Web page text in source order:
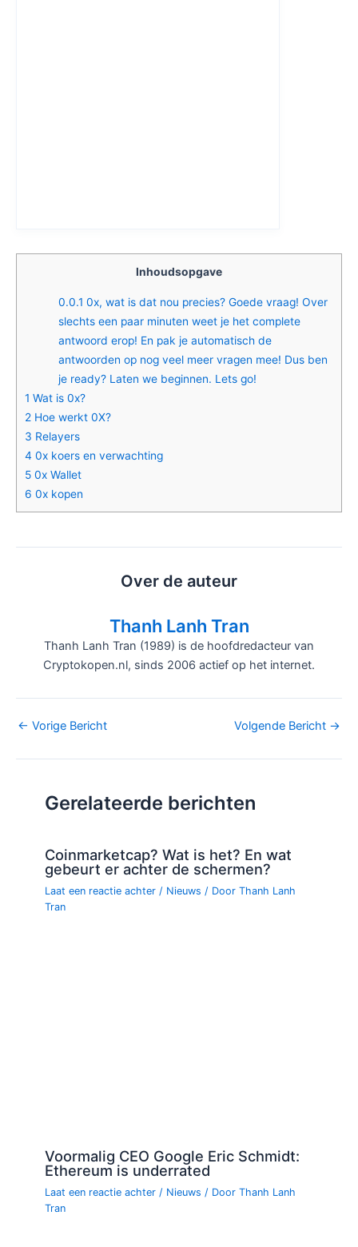
Inhoudsopgave
0.0.1 0x, wat is dat nou precies? Goede vraag! Over
slechts een paar minuten weet je het complete
antwoord erop! En pak je automatisch de
antwoorden op nog veel meer vragen mee! Dus ben
je ready? Laten we beginnen. Lets go!
1 Wat is 0x?
2 Hoe werkt 0X?
3 Relayers
4 0x koers en verwachting
5 0x Wallet
6 0x kopen
Over de auteur
Thanh Lanh Tran
Thanh Lanh Tran (1989) is de hoofdredacteur van
Cryptokopen.nl, sinds 2006 actief op het internet.
Bericht
← Vorige Bericht Volgende Bericht →
Gerelateerde berichten
Coinmarketcap? Wat is het? En wat
gebeurt er achter de schermen?
Laat een reactie achter / Nieuws / DoorThanh Lanh
Tran
Voormalig CEO Google Eric Schmidt:
Ethereum is underrated
Laat een reactie achter / Nieuws / DoorThanh Lanh
Tran